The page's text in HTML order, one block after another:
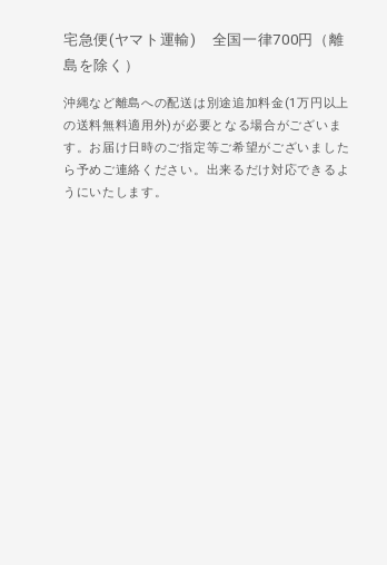
宅急便(ヤマト運輸) 全国一律700円（離
島を除く）
沖縄など離島への配送は別途追加料金(1万円以上
の送料無料適用外)が必要となる場合がございま
す。お届け日時のご指定等ご希望がございました
ら予めご連絡ください。出来るだけ対応できるよ
うにいたします。